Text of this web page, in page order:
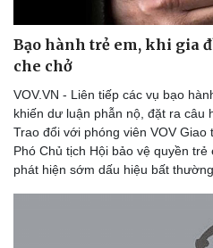
Bạo hành trẻ em, khi gia
che chở
VOV.VN - Liên tiếp các vụ bạo
khiến dư luận phẫn nộ, đặt ra câu
Trao đổi với phóng viên VOV
Phó Chủ tịch Hội bảo vệ quyền
phát hiện sớm dấu hiệu bất